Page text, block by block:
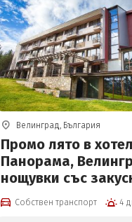
Велинград, България
Промо лято в хотел
Панорама,
нощувки със
вътрешен басейн,
и сауна за 85 евро
Собствен транспорт